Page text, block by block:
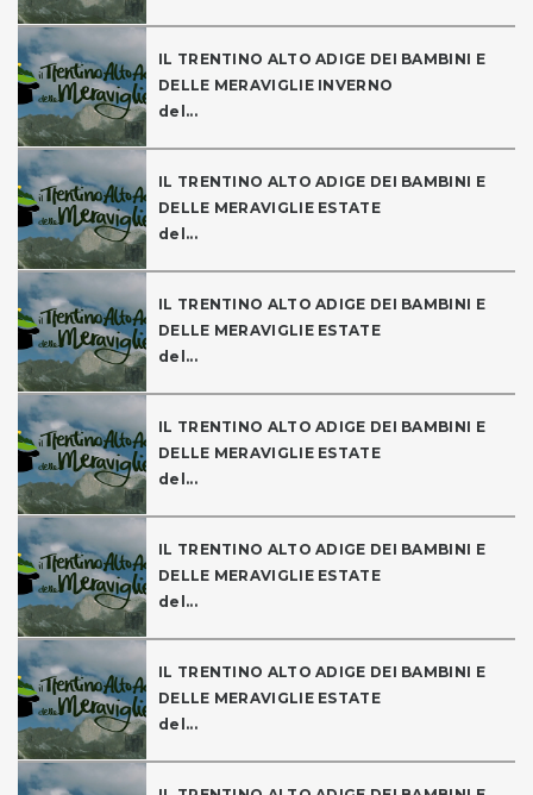
IL TRENTINO ALTO ADIGE DEI BAMBINI E
DELLE MERAVIGLIE INVERNO
del...
IL TRENTINO ALTO ADIGE DEI BAMBINI E
DELLE MERAVIGLIE ESTATE
del...
IL TRENTINO ALTO ADIGE DEI BAMBINI E
DELLE MERAVIGLIE ESTATE
del...
IL TRENTINO ALTO ADIGE DEI BAMBINI E
DELLE MERAVIGLIE ESTATE
del...
IL TRENTINO ALTO ADIGE DEI BAMBINI E
DELLE MERAVIGLIE ESTATE
del...
IL TRENTINO ALTO ADIGE DEI BAMBINI E
DELLE MERAVIGLIE ESTATE
del...